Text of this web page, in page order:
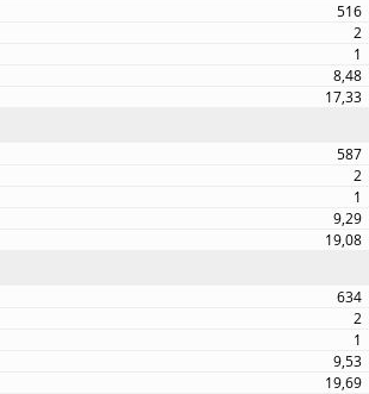
516
2
1
8,48
17,33
587
2
1
9,29
19,08
634
2
1
9,53
19,69